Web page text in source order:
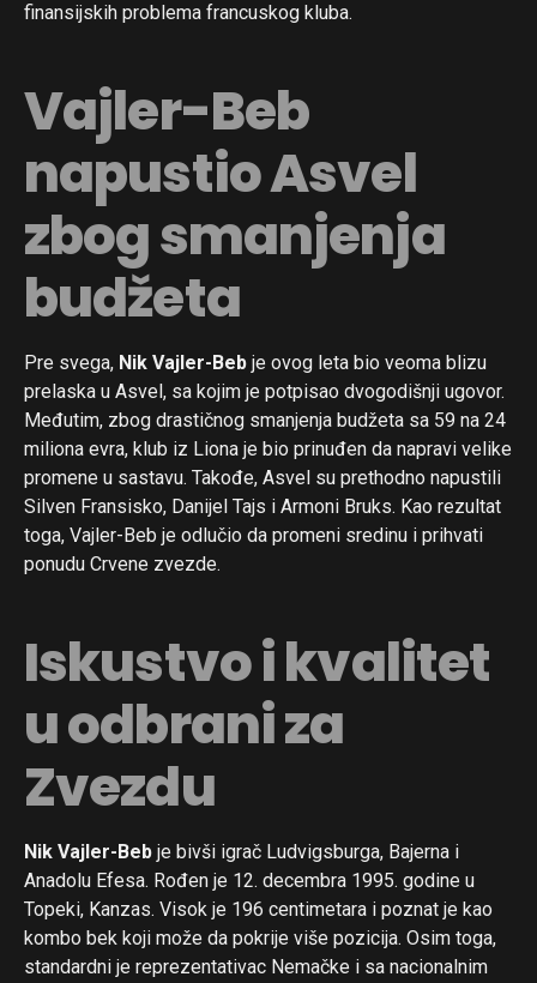
finansijskih problema francuskog kluba.
Vajler-Beb
napustio Asvel
zbog smanjenja
budžeta
Pre svega, Nik Vajler-Beb je ovog leta bio veoma blizu
prelaska u Asvel, sa kojim je potpisao dvogodišnji ugovor.
Međutim, zbog drastičnog smanjenja budžeta sa 59 na 24
miliona evra, klub iz Liona je bio prinuđen da napravi velike
promene u sastavu. Takođe, Asvel su prethodno napustili
Silven Fransisko, Danijel Tajs i Armoni Bruks. Kao rezultat
toga, Vajler-Beb je odlučio da promeni sredinu i prihvati
ponudu Crvene zvezde.
Iskustvo i kvalitet
u odbrani za
Zvezdu
Nik Vajler-Beb je bivši igrač Ludvigsburga, Bajerna i
Anadolu Efesa. Rođen je 12. decembra 1995. godine u
Topeki, Kanzas. Visok je 196 centimetara i poznat je kao
kombo bek koji može da pokrije više pozicija. Osim toga,
standardni je reprezentativac Nemačke i sa nacionalnim
Reddit
Pinterest
Whatsapp
Email